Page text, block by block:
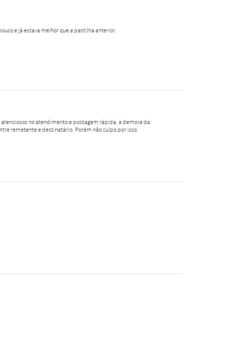
e já estava melhor que a pastilha anterior.
no atendimento e postagem rápida, a demora da
remetente e destinatário. Porém não culpo por isso.